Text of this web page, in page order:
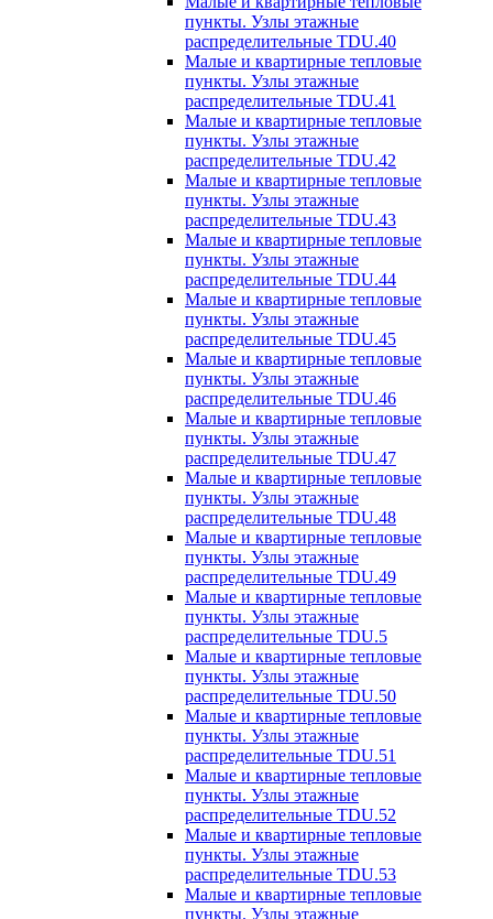
пункты. Узлы этажные
распределительные TDU.40
Малые и квартирные тепловые
пункты. Узлы этажные
распределительные TDU.41
Малые и квартирные тепловые
пункты. Узлы этажные
распределительные TDU.42
Малые и квартирные тепловые
пункты. Узлы этажные
распределительные TDU.43
Малые и квартирные тепловые
пункты. Узлы этажные
распределительные TDU.44
Малые и квартирные тепловые
пункты. Узлы этажные
распределительные TDU.45
Малые и квартирные тепловые
пункты. Узлы этажные
распределительные TDU.46
Малые и квартирные тепловые
пункты. Узлы этажные
распределительные TDU.47
Малые и квартирные тепловые
пункты. Узлы этажные
распределительные TDU.48
Малые и квартирные тепловые
пункты. Узлы этажные
распределительные TDU.49
Малые и квартирные тепловые
пункты. Узлы этажные
распределительные TDU.5
Малые и квартирные тепловые
пункты. Узлы этажные
распределительные TDU.50
Малые и квартирные тепловые
пункты. Узлы этажные
распределительные TDU.51
Малые и квартирные тепловые
пункты. Узлы этажные
распределительные TDU.52
Малые и квартирные тепловые
пункты. Узлы этажные
распределительные TDU.53
Малые и квартирные тепловые
пункты. Узлы этажные